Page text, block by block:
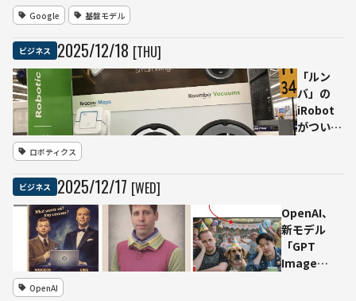
し
「対
話起
点」
コスト
で、
Geminiア
プリの既
Google 基盤モデル
ビジネス 2025/12/18 [THU]
「ルン
バ」の
iRobot
がついに
下で事業
は継続
──アイ
ロボット
ロボティクス
ビジネス 2025/12/17 [WED]
OpenAI、
新モデル
「GPT
Image
OpenAI